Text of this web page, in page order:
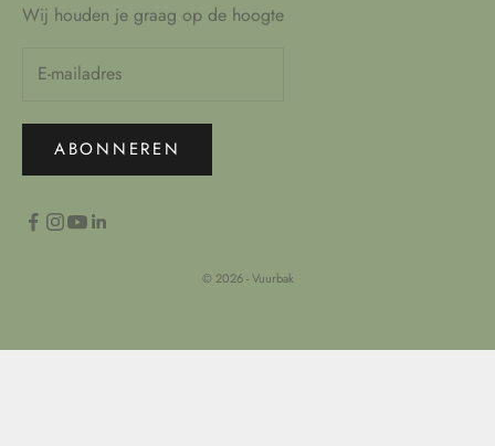
Wij houden je graag op de hoogte
ABONNEREN
© 2026 - Vuurbak